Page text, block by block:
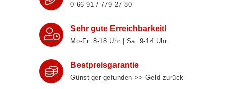
0 66 91 / 779 27 80
Sehr gute Erreichbarkeit!
Mo-Fr: 8‑18 Uhr | Sa: 9‑14 Uhr
Bestpreisgarantie
Günstiger gefunden >> Geld zurück